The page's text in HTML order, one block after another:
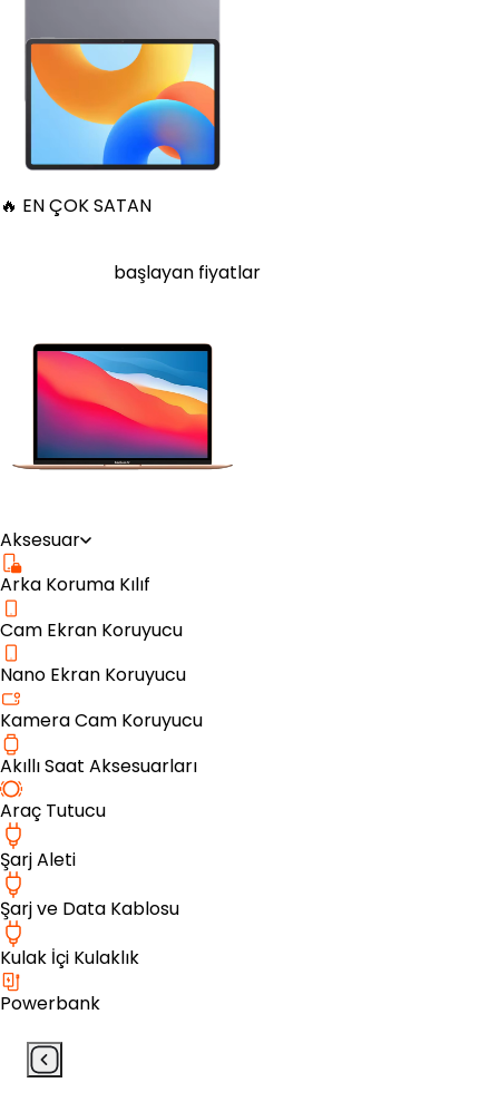
🔥 EN ÇOK SATAN
başlayan fiyatlar
Aksesuar
Arka Koruma Kılıf
Cam Ekran Koruyucu
Nano Ekran Koruyucu
Kamera Cam Koruyucu
Akıllı Saat Aksesuarları
Araç Tutucu
Şarj Aleti
Şarj ve Data Kablosu
Kulak İçi Kulaklık
Powerbank